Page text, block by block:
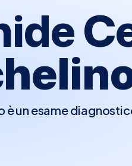
è un esame